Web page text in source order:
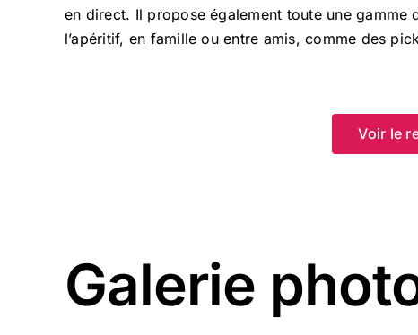
en direct. Il propose également toute une gamme
l’apéritif, en famille ou entre amis, comme des
Voir le
Galerie